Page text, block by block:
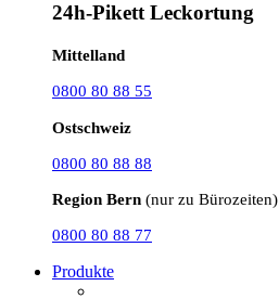
24h-Pikett Leckortung
Mittelland
0800 80 88 55
Ostschweiz
0800 80 88 88
Region Bern (nur zu Bürozeiten)
0800 80 88 77
Produkte